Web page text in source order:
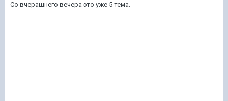
Со вчерашнего вечера это уже 5 тема.